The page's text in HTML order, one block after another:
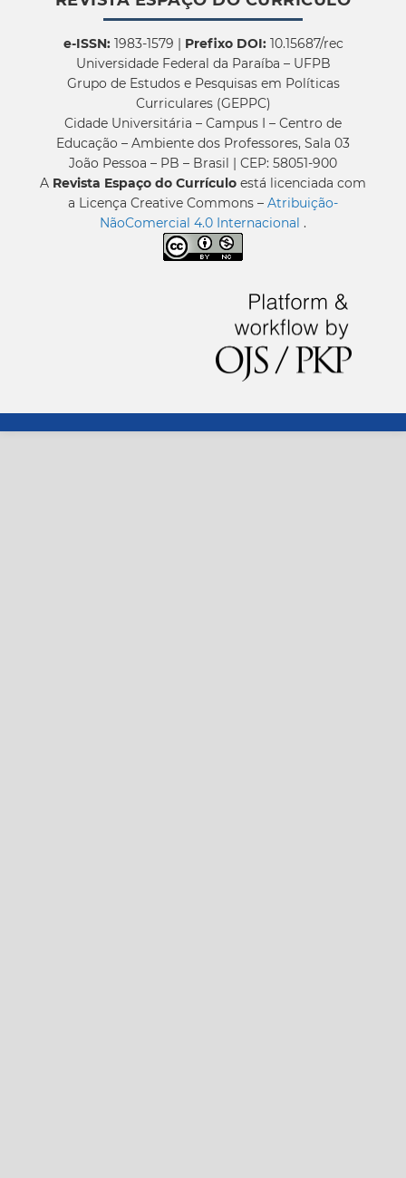
e-ISSN:1983-1579 | Prefixo DOI:10.15687/rec
Universidade Federal da Paraíba – UFPB
Grupo de Estudos e Pesquisas em Políticas
Curriculares (GEPPC)
Cidade Universitária – Campus I – Centro de
Educação – Ambiente dos Professores, Sala 03
João Pessoa – PB – Brasil | CEP: 58051-900
A Revista Espaço do Currículo está licenciada com
a Licença Creative Commons – Atribuição-
NãoComercial 4.0 Internacional .